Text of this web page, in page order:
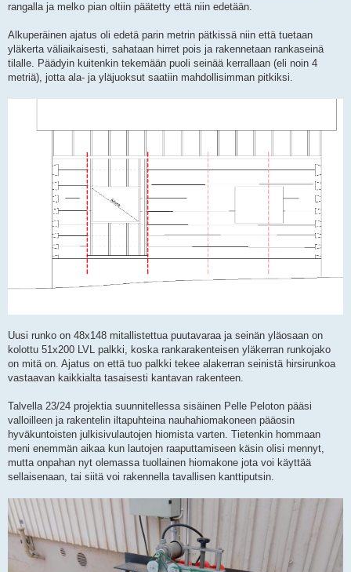
rangalla ja melko pian oltiin päätetty että niin edetään.
Alkuperäinen ajatus oli edetä parin metrin pätkissä niin että tuetaan
yläkerta väliaikaisesti, sahataan hirret pois ja rakennetaan rankaseinä
tilalle. Päädyin kuitenkin tekemään puoli seinää kerrallaan (eli noin 4
metriä), jotta ala- ja yläjuoksut saatiin mahdollisimman pitkiksi.
Uusi runko on 48x148 mitallistettua puutavaraa ja seinän yläosaan on
kolottu 51x200 LVL palkki, koska rankarakenteisen yläkerran runkojako
on mitä on. Ajatus on että tuo palkki tekee alakerran seinistä hirsirunkoa
vastaavan kaikkialta tasaisesti kantavan rakenteen.
Talvella 23/24 projektia suunnitellessa sisäinen Pelle Peloton pääsi
valloilleen ja rakentelin iltapuhteina nauhahiomakoneen pääosin
hyväkuntoisten julkisivulautojen hiomista varten. Tietenkin hommaan
meni enemmän aikaa kun lautojen raaputtamiseen käsin olisi mennyt,
mutta onpahan nyt olemassa tuollainen hiomakone jota voi käyttää
sellaisenaan, tai siitä voi rakennella tavallisen kanttiputsin.